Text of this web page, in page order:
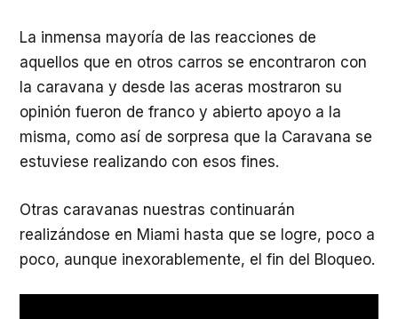
La inmensa mayoría de las reacciones de
aquellos que en otros carros se encontraron con
la caravana y desde las aceras mostraron su
opinión fueron de franco y abierto apoyo a la
misma, como así de sorpresa que la Caravana se
estuviese realizando con esos fines.
Otras caravanas nuestras continuarán
realizándose en Miami hasta que se logre, poco a
poco, aunque inexorablemente, el fin del Bloqueo.